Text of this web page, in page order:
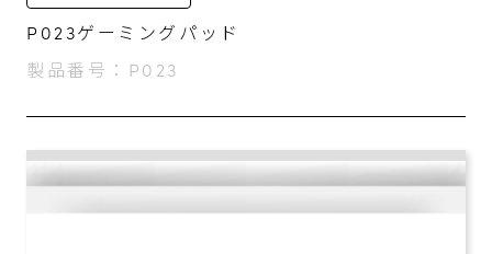
P023ゲーミングパッド
製品番号：P023